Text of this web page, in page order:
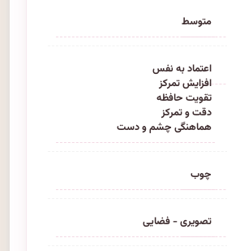
متوسط
اعتماد به نفس
افزایش تمرکز
تقویت حافظه
دقت و تمرکز
هماهنگی چشم و دست
چوب
تصویری - فضایی